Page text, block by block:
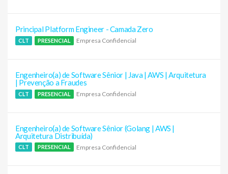
Principal Platform Engineer - Camada Zero
CLT PRESENCIAL Empresa Confidencial
Engenheiro(a) de Software Sênior | Java | AWS | Arquitetura
| Prevenção a Fraudes
CLT PRESENCIAL Empresa Confidencial
Engenheiro(a) de Software Sênior (Golang | AWS |
Arquitetura Distribuída)
CLT PRESENCIAL Empresa Confidencial